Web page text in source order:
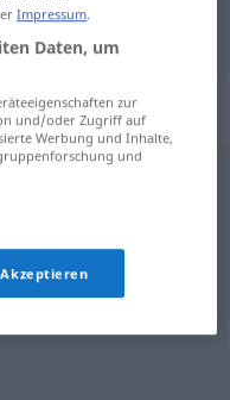
Impressum.
Daten, um
zur
und/oder Zugriff auf
Werbung und Inhalte,
und
Akzeptieren